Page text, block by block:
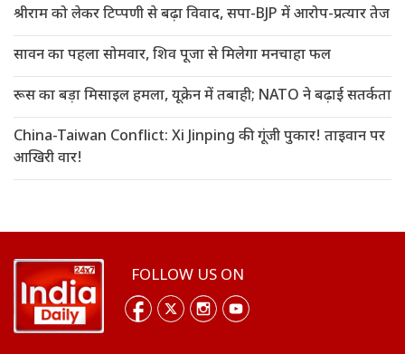
श्रीराम को लेकर टिप्पणी से बढ़ा विवाद, सपा-BJP में आरोप-प्रत्यार तेज
सावन का पहला सोमवार, शिव पूजा से मिलेगा मनचाहा फल
रूस का बड़ा मिसाइल हमला, यूक्रेन में तबाही; NATO ने बढ़ाई सतर्कता
China-Taiwan Conflict: Xi Jinping की गूंजी पुकार! ताइवान पर
आखिरी वार!
FOLLOW US ON